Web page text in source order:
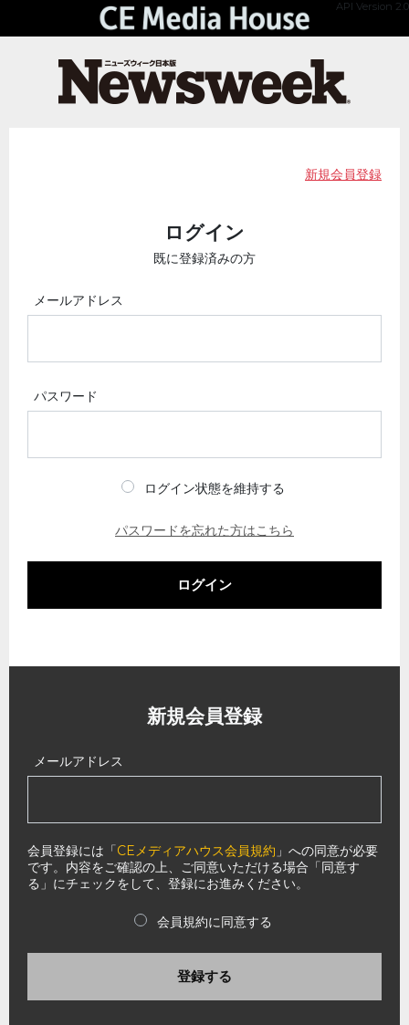
API Version 2.0
新規会員登録
ログイン
既に登録済みの方
メールアドレス
パスワード
ログイン状態を維持する
パスワードを忘れた方はこちら
ログイン
新規会員登録
メールアドレス
会員登録には「CEメディアハウス会員規約 」への同意が必要
です。内容をご確認の上、ご同意いただける場合「同意す
る」にチェックをして、登録にお進みください。
会員規約に同意する
登録する